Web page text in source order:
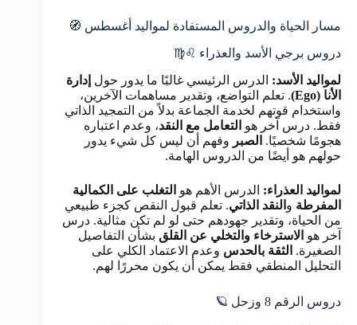
مسار الحياة والدروس المستفادة لمواليد أغسطس 🧭
دروس برجي الأسد والعذراء ♌♍
لمواليد الأسد: الدرس الرئيسي غالبًا ما يدور حول إدارة
الأنا (Ego)
. تعلم التواضع، وتقدير مساهمات الآخرين،
واستخدام قوتهم لخدمة الجماعة بدلاً من التمجيد الذاتي
فقط. درس آخر هو التعامل مع النقد، وعدم اعتباره
هجومًا شخصيًا. الصبر وفهم أن ليس كل شيء يدور
حولهم هو أيضًا من الدروس الهامة.
لمواليد العذراء: الدرس الأهم هو التغلب على الكمالية
المفرطة و النقد الذاتي. تعلم قبول النقص كجزء طبيعي
من الحياة، وتقدير جهودهم حتى لو لم تكن مثالية. درس
آخر هو الاسترخاء والتخلي عن القلق بشأن التفاصيل
الصغيرة. الثقة بالحدس وعدم الاعتماد الكلي على
التحليل المنطقي فقط يمكن أن يكون محررًا لهم.
دروس الرقم 8 وزحل 🪐